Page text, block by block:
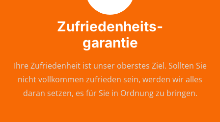
Zufriedenheits-
garantie
Ihre Zufriedenheit ist unser oberstes Ziel. Sollten Sie
nicht vollkommen zufrieden sein, werden wir alles
daran setzen, es für Sie in Ordnung zu bringen.